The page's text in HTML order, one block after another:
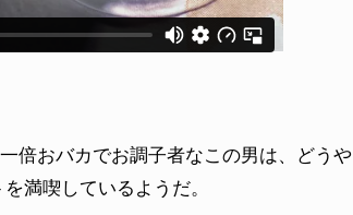
弦
VOICE OF FREEDOM
TONY ALVA / トニー・アルヴァ
倍おバカでお調子者なこの男は、どうや
満喫しているようだ。